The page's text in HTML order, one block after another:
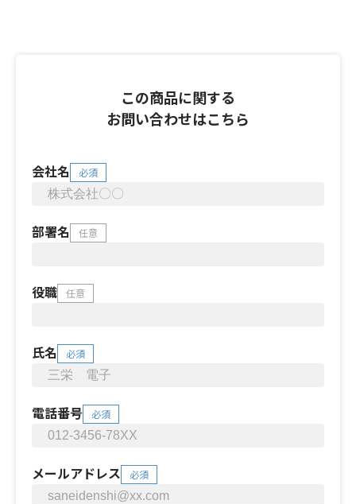
この商品に関する
お問い合わせはこちら
会社名 必須
部署名 任意
役職 任意
氏名 必須
電話番号 必須
メールアドレス 必須